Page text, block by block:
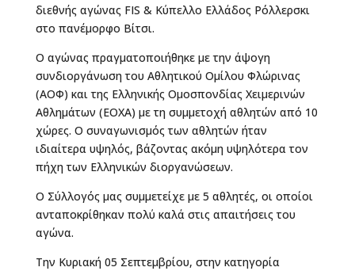
διεθνής αγώνας FIS & Κύπελλο Ελλάδος Ρόλλερσκι
στο πανέμορφο Βίτσι.
Ο αγώνας πραγματοποιήθηκε με την άψογη
συνδιοργάνωση του Αθλητικού Ομίλου Φλώρινας
(ΑΟΦ) και της Ελληνικής Ομοσπονδίας Χειμερινών
Αθλημάτων (ΕΟΧΑ) με τη συμμετοχή αθλητών από 10
χώρες. Ο συναγωνισμός των αθλητών ήταν
ιδιαίτερα υψηλός, βάζοντας ακόμη υψηλότερα τον
πήχη των Ελληνικών διοργανώσεων.
Ο Σύλλογός μας συμμετείχε με 5 αθλητές, οι οποίοι
ανταποκρίθηκαν πολύ καλά στις απαιτήσεις του
αγώνα.
Την Κυριακή 05 Σεπτεμβρίου, στην κατηγορία